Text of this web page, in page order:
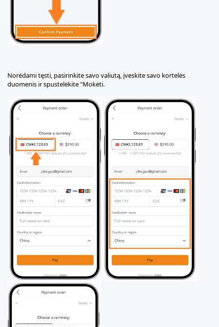
Norėdami tęsti, pasirinkite savo valiutą, įveskite savo kortelės
duomenis ir spustelėkite "Mokėti.